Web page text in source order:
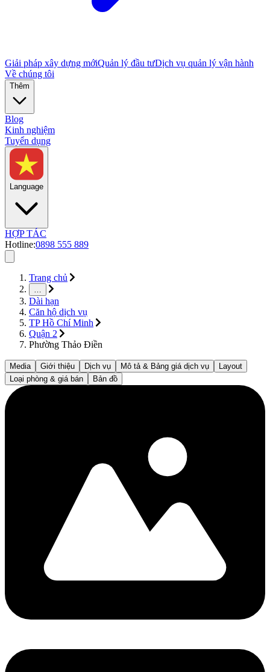
Giải pháp xây dựng mớiQuản lý đầu tưDịch vụ quản lý vận hành
Về chúng tôi
Thêm
Blog
Kinh nghiệm
Tuyển dụng
Language
HỢP TÁC
Hotline:0898 555 889
Trang chủ
…
Dài hạn
Căn hộ dịch vụ
TP Hồ Chí Minh
Quận 2
Phường Thảo Điền
Media Giới thiệu Dịch vụ Mô tả & Bảng giá dịch vụ
Layout
Loại phòng & giá bán
Bản đồ